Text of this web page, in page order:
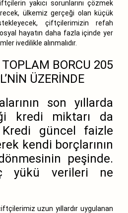
yakıcı sorunlarını çözmek
ülkemiz gerçeği olan küçük
çiftçilerimizin refah
hayatın daha fazla içinde yer
ivedilikle alınmalıdır.
BORCU 205
ÜZERİNDE
son yıllarda
kredi miktarı da
güncel faizle
kendi borçlarının
peşinde.
yükü verileri ne
uzun yıllardır uygulanan